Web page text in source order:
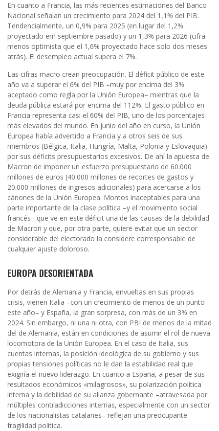
En cuanto a Francia, las más recientes estimaciones del Banco
Nacional señalan un crecimiento para 2024 del 1,1% del PIB.
Tendencialmente, un 0,9% para 2025 (en lugar del 1,2%
proyectado em septiembre pasado) y un 1,3% para 2026 (cifra
menos optimista que el 1,6% proyectado hace solo dos meses
atrás). El desempleo actual supera el 7%.
Las cifras macro crean preocupación. El déficit público de este
año va a superar el 6% del PIB –muy por encima del 3%
aceptado como regla por la Unión Europea– mientras que la
deuda pública estará por encima del 112%. El gasto público en
Francia representa casi el 60% del PIB, uno de los porcentajes
más elevados del mundo. En junio del año en curso, la Unión
Europea había advertido a Francia y a otros seis de sus
miembros (Bélgica, Italia, Hungría, Malta, Polonia y Eslovaquia)
por sus déficits presupuestarios excesivos. De ahí la apuesta de
Macron de imponer un esfuerzo presupuestario de 60.000
millones de euros (40.000 millones de recortes de gastos y
20.000 millones de ingresos adicionales) para acercarse a los
cánones de la Unión Europea. Montos inaceptables para una
parte importante de la clase política –y el movimiento social
francés– que ve en este déficit una de las causas de la debilidad
de Macron y que, por otra parte, quiere evitar que un sector
considerable del electorado la considere corresponsable de
cualquier ajuste doloroso.
EUROPA DESORIENTADA
Por detrás de Alemania y Francia, envueltas en sus propias
crisis, vienen Italia –con un crecimiento de menos de un punto
este año– y España, la gran sorpresa, con más de un 3% en
2024. Sin embargo, ni una ni otra, con PBI de menos de la mitad
del de Alemania, están en condiciones de asumir el rol de nueva
locomotora de la Unión Europea. En el caso de Italia, sus
cuentas internas, la posición ideológica de su gobierno y sus
propias tensiones políticas no le dan la estabilidad real que
exigiría el nuevo liderazgo. En cuanto a España, a pesar de sus
resultados económicos «milagrosos», su polarización política
interna y la debilidad de su alianza gobernante –atravesada por
múltiples contradicciones internas, especialmente con un sector
de los nacionalistas catalanes– reflejan una preocupante
fragilidad política.